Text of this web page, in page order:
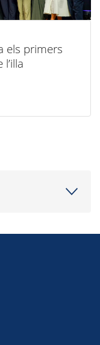
els primers